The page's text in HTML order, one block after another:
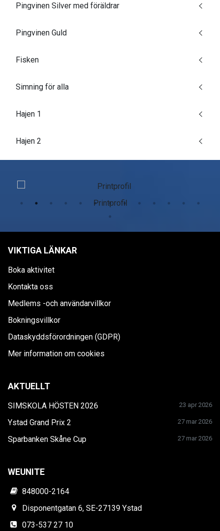
Pingvinen Silver med föräldrar
Pingvinen Guld
Fisken
Simning för alla
Hajen 1
Hajen 2
Printprofil
VIKTIGA LÄNKAR
Boka aktivitet
Kontakta oss
Medlems -och användarvillkor
Bokningsvillkor
Dataskyddsförordningen (GDPR)
Mer information om cookies
AKTUELLT
SIMSKOLA HÖSTEN 2026 23 apr 2026
Ystad Grand Prix 2 27 mar 2026
Sparbanken Skåne Cup 27 mar 2026
WEUNITE
848000-2164
Disponentgatan 6, SE-27139 Ystad
073-537 27 10